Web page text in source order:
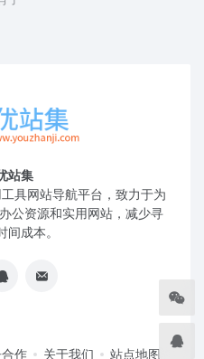
站集
具网站导航平台，致力于为
公资源和实用网站，减少寻
成本。
作 关于我们 站点地图